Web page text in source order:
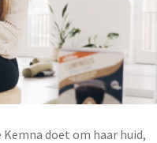
doet om haar huid,